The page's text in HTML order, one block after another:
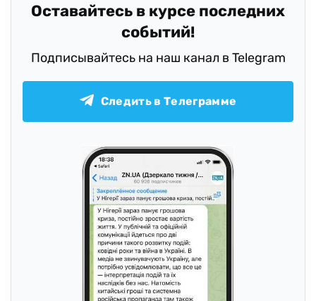
Оставайтесь в курсе последних
событий!
Подписывайтесь на наш канал в Telegram
Следить в Телеграмме